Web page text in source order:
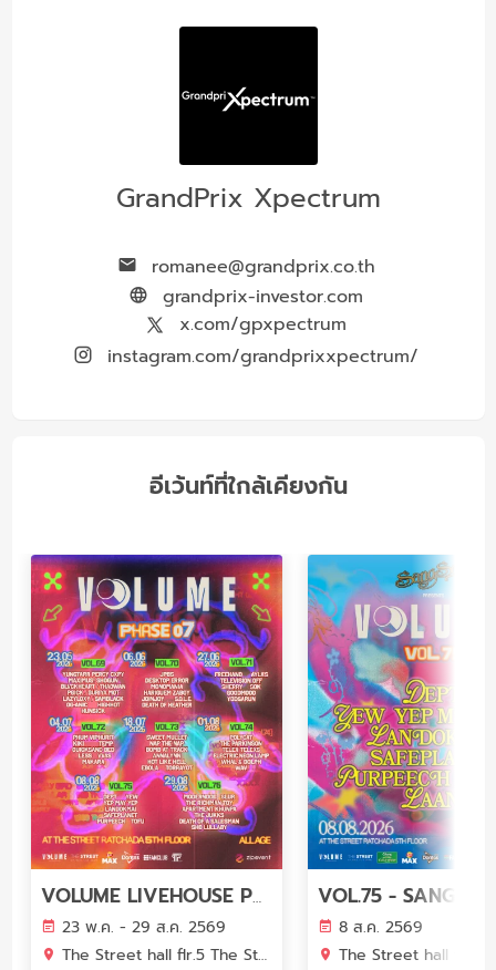
GrandPrix Xpectrum
romanee@grandprix.co.th
grandprix-investor.com
x.com/gpxpectrum
instagram.com/grandprixxpectrum/
อีเว้นท์ที่ใกล้เคียงกัน
VOLUME LIVEHOUSE PHASE 7
23 พ.ค. - 29 ส.ค. 2569
The Street hall flr.5 The Street Ratchada
8 ส.ค. 2569
The Street hall flr.5 The Street